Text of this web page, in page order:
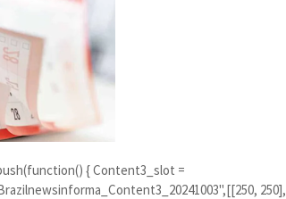
{ Content3_slot =
250],